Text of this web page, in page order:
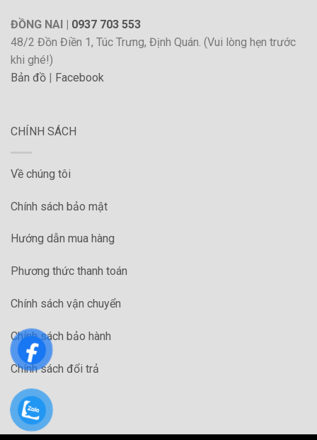
ĐỒNG NAI | 0937 703 553
48/2 Đồn Điền 1, Túc Trưng, Định Quán. (Vui lòng hẹn trước
khi ghé!)
Bản đồ | Facebook
CHÍNH SÁCH
Về chúng tôi
Chính sách bảo mật
Hướng dẫn mua hàng
Phương thức thanh toán
Chính sách vận chuyển
Chính sách bảo hành
Chính sách đổi trả